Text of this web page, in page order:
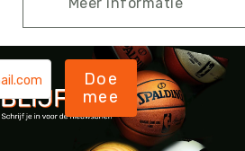
&
Omnikin®
Klimmen
Korfbal
Knotshockey
Lacrosse
Doe
mee